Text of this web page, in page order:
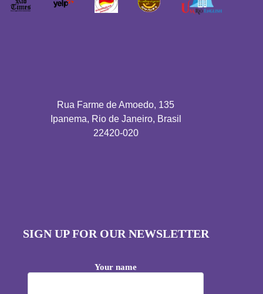
Rua Farme de Amoedo, 135
Ipanema, Rio de Janeiro, Brasil
22420-020
SIGN UP FOR OUR NEWSLETTER
Your name